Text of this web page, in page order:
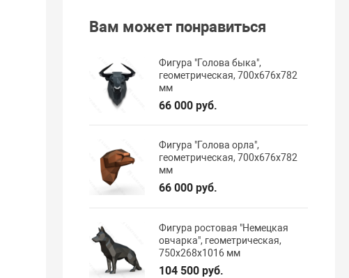
Вам может понравиться
Фигура "Голова быка",
геометрическая, 700х676х782
мм
66 000 руб.
Фигура "Голова орла",
геометрическая, 700х676х782
мм
66 000 руб.
Фигура ростовая "Немецкая
овчарка", геометрическая,
750х268х1016 мм
104 500 руб.